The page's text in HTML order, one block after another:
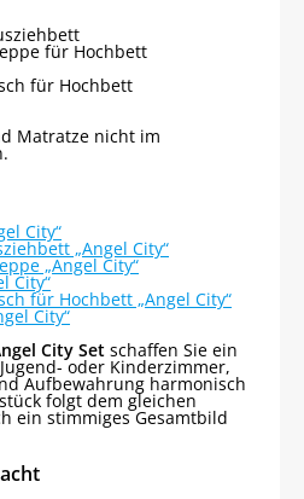
für Hochbett
für Hochbett
Matratze nicht im
City“
„Angel City“
„Angel City“
City“
für Hochbett „Angel City“
City“
City Set schaffen Sie ein
oder Kinderzimmer,
Aufbewahrung harmonisch
folgt dem gleichen
ein stimmiges Gesamtbild